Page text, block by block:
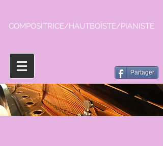
COMPOSITRICE/HAUTBOÏSTE/PIANISTE
Partager